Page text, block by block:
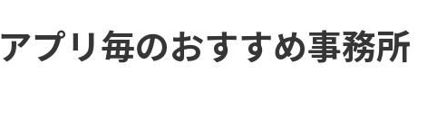
アプリ毎のおすすめ事務所